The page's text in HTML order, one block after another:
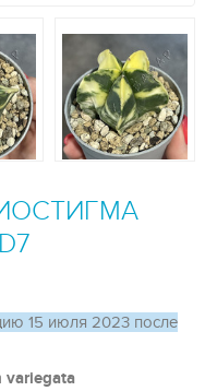
15 июля 2023 после
variegata